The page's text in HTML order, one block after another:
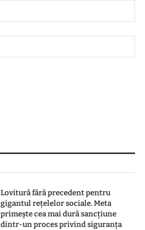
Lovitură fără precedent pentru
gigantul rețelelor sociale. Meta
primește cea mai dură sancțiune
dintr-un proces privind siguranța